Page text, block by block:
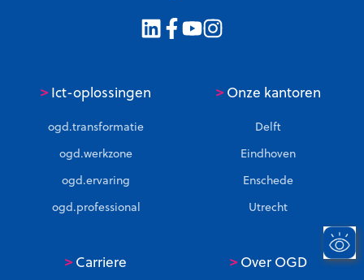
>Ict-oplossingen
ogd.transformatie
ogd.werkzone
ogd.ervaring
ogd.professional
>Onze kantoren
Delft
Eindhoven
Enschede
Utrecht
>Carriere >Over OGD